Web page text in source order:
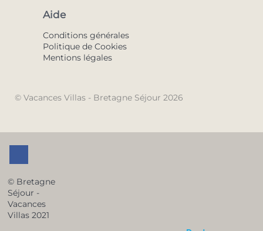
Aide
Conditions générales
Politique de Cookies
Mentions légales
© Vacances Villas - Bretagne Séjour 2026
© Bretagne
Séjour -
Vacances
Villas 2021